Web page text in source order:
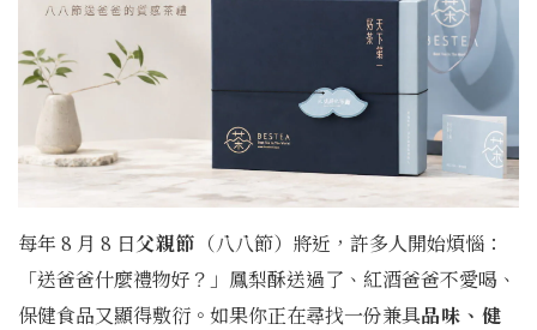
每年 8 月 8 日父親節 （八八節）將近，許多人開始煩惱：
「送爸爸什麼禮物好？」鳳梨酥送過了、紅酒爸爸不愛喝、
保健食品又顯得敷衍。如果你正在尋找一份兼具品味、健